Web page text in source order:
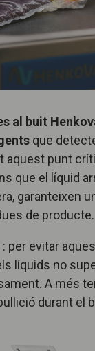
al buit
que
aquest punt
que el líquid
garanteixen
de producte.
: per evitar
líquids no
A més
durant el